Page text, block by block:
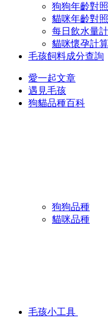
狗狗年齡對照
貓咪年齡對照
每日飲水量
貓咪懷孕計
毛孩飼料成分查詢
愛一起文章
遇見毛孩
狗貓品種百科
狗狗品種
貓咪品種
毛孩小工具